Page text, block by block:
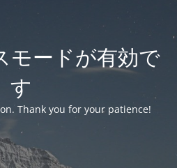
モードが有効で
す
Thank you for your patience!